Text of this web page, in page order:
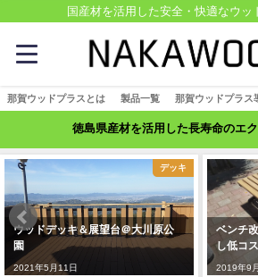
国産材を活用した安全・快適なウッ
那賀ウッドプラスとは 製品一覧 那賀ウッドプラス
徳島県産材を活用した長寿命のエ
デッキ
ウッドデッキ＆展望台＠大川原公
園
2021年5月11日
ベンチ
し低コ
2019年9